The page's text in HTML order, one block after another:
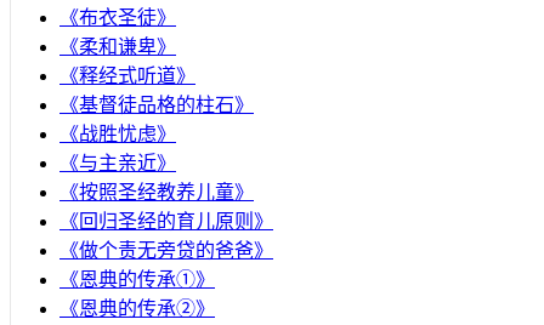
《布衣圣徒》
《柔和谦卑》
《释经式听道》
《基督徒品格的柱石》
《战胜忧虑》
《与主亲近》
《按照圣经教养儿童》
《回归圣经的育儿原则》
《做个责无旁贷的爸爸》
《恩典的传承①》
《恩典的传承②》